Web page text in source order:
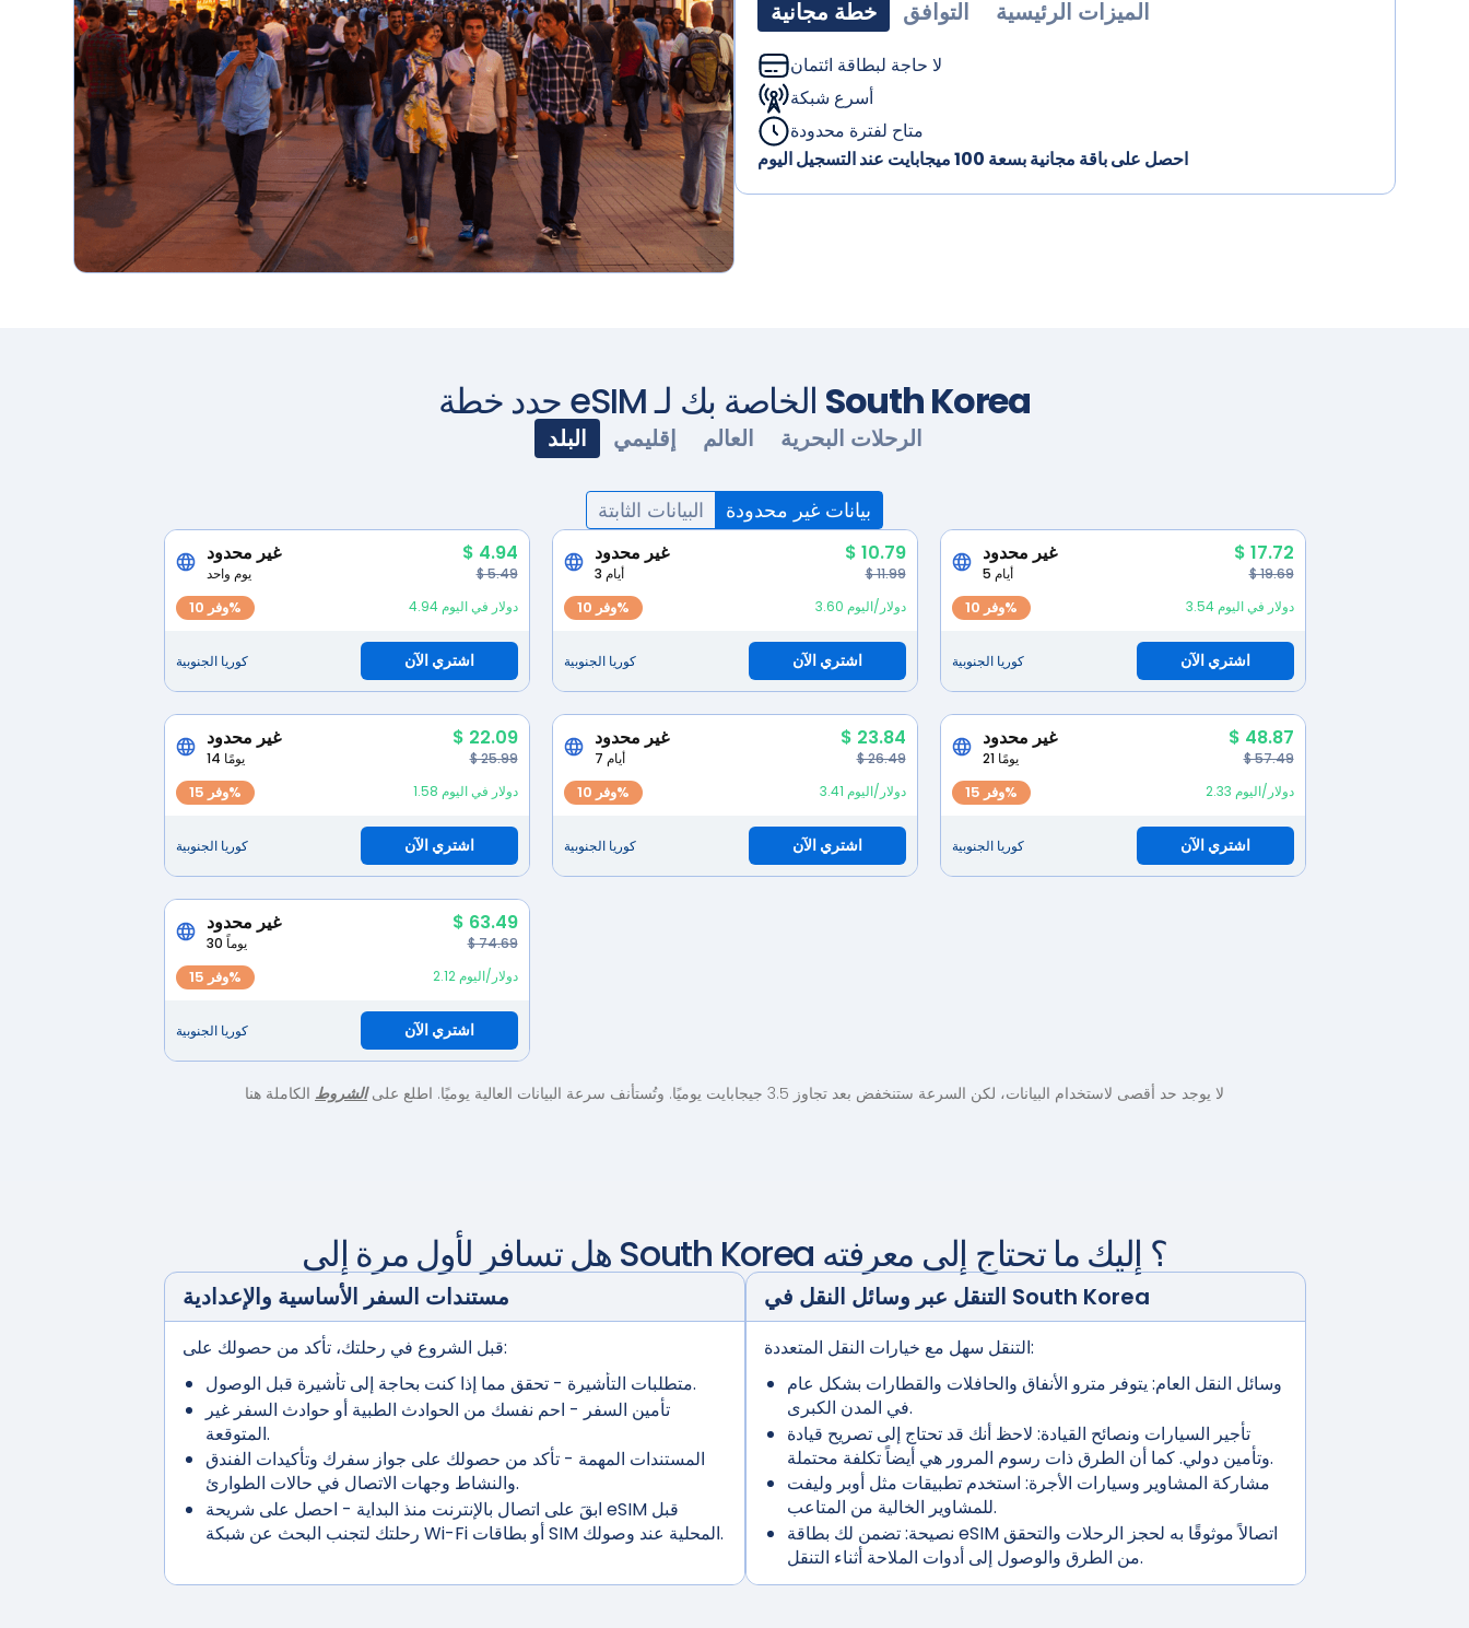
على جميع
الباقات
عروض
ترويجية دائمة
للاستمتاع بها
على اليابسة
وفي البحر
خطة مجانية التوافق الميزات الرئيسية
لا حاجة لبطاقة ائتمان
أسرع شبكة
متاح لفترة محدودة
احصل على باقة مجانية بسعة 100 ميجابايت عند التسجيل اليوم
South Korea
البلد إقليمي العالم الرحلات البحرية
البيانات الثابتة بيانات غير محدودة
غير محدود $ 4.94
يوم واحد $ 5.49
وفر 10% 4.94 دولار في اليوم
كوريا الجنوبية اشتري الآن
غير محدود $ 10.79
3 أيام $ 11.99
وفر 10% 3.60 دولار/اليوم
كوريا الجنوبية اشتري الآن
غير محدود $ 17.72
5 أيام $ 19.69
وفر 10% 3.54 دولار في اليوم
كوريا الجنوبية اشتري الآن
غير محدود $ 22.09
14 يومًا $ 25.99
وفر 15% 1.58 دولار في اليوم
كوريا الجنوبية اشتري الآن
غير محدود $ 23.84
7 أيام $ 26.49
وفر 10% 3.41 دولار/اليوم
كوريا الجنوبية اشتري الآن
غير محدود $ 48.87
21 يومًا $ 57.49
وفر 15% 2.33 دولار/اليوم
كوريا الجنوبية اشتري الآن
غير محدود $ 63.49
30 يوماً $ 74.69
وفر 15% 2.12 دولار/اليوم
كوريا الجنوبية اشتري الآن
لا يوجد حد أقصى لاستخدام البيانات، لكن السرعة ستنخفض بعد تجاوز 3.5 جيجابايت يوميًا. وتُستأنف سرعة البيانات العالية يوميًا. اطلع على الشروط الكاملة هنا
South Korea ؟ إليك ما تحتاج إلى معرفته
مستندات السفر الأساسية والإعدادية
قبل الشروع في رحلتك، تأكد من حصولك على:
متطلبات التأشيرة- تحقق مما إذا كنت بحاجة إلى تأشيرة قبل الوصول.
تأمين السفر - احم نفسك من الحوادث الطبية أو حوادث السفر غير
المتوقعة.
المستندات المهمة - تأكد من حصولك على جواز سفرك وتأكيدات الفندق
والنشاط وجهات الاتصال في حالات الطوارئ.
ابقَ على اتصال بالإنترنت منذ البداية - احصل على شريحة eSIM قبل
رحلتك لتجنب البحث عن شبكة Wi-Fi أو بطاقات SIM المحلية عند وصولك.
South Korea
التنقل سهل مع خيارات النقل المتعددة:
وسائل النقل العام:يتوفر مترو الأنفاق والحافلات والقطارات بشكل عام
في المدن الكبرى.
تأجير السيارات ونصائح القيادة:لاحظ أنك قد تحتاج إلى تصريح قيادة
وتأمين دولي. كما أن الطرق ذات رسوم المرور هي أيضاً تكلفة محتملة.
مشاركة المشاوير وسيارات الأجرة:استخدم تطبيقات مثل أوبر وليفت
للمشاوير الخالية من المتاعب.
نصيحة:تضمن لك بطاقة eSIM اتصالاً موثوقًا به لحجز الرحلات والتحقق
من الطرق والوصول إلى أدوات الملاحة أثناء التنقل.